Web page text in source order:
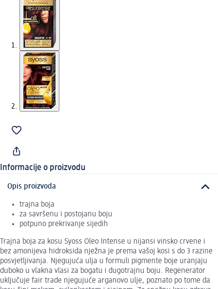
Informacije o proizvodu
Opis proizvoda
trajna boja
za savršenu i postojanu boju
potpuno prekrivanje sijedih
Trajna boja za kosu Syoss Oleo Intense u nijansi vinsko crvene i
bez amonijeva hidroksida nježna je prema vašoj kosi s do 3 razine
posvjetljivanja. Njegujuća ulja u formuli pigmente boje uranjaju
duboko u vlakna vlasi za bogatu i dugotrajnu boju. Regenerator
uključuje fair trade njegujuće arganovo ulje, poznato po tome da